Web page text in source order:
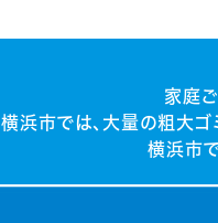
家庭
横浜市では、大量の粗大ゴ
横浜市